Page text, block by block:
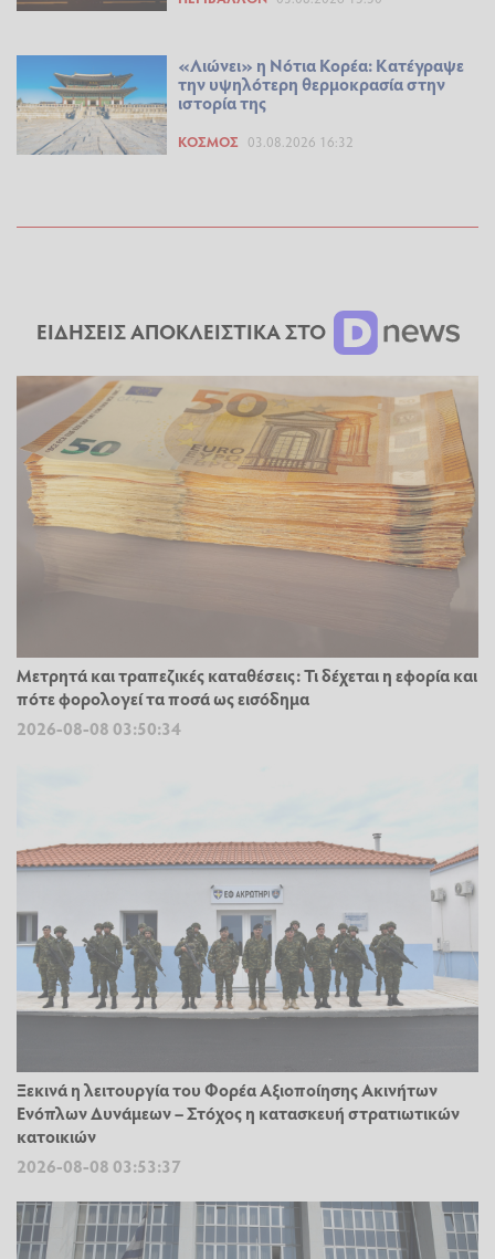
«Λιώνει» η Νότια Κορέα: Kατέγραψε
την υψηλότερη θερμοκρασία στην
ιστορία της
ΚΌΣΜΟΣ 03.08.2026 16:32
ΕΙΔΗΣΕΙΣ ΑΠΟΚΛΕΙΣΤΙΚΑ ΣΤΟ
Μετρητά και τραπεζικές καταθέσεις: Τι δέχεται η εφορία και
πότε φορολογεί τα ποσά ως εισόδημα
2026-08-08 03:50:34
Ξεκινά η λειτουργία του Φορέα Αξιοποίησης Ακινήτων
Ενόπλων Δυνάμεων – Στόχος η κατασκευή στρατιωτικών
κατοικιών
2026-08-08 03:53:37